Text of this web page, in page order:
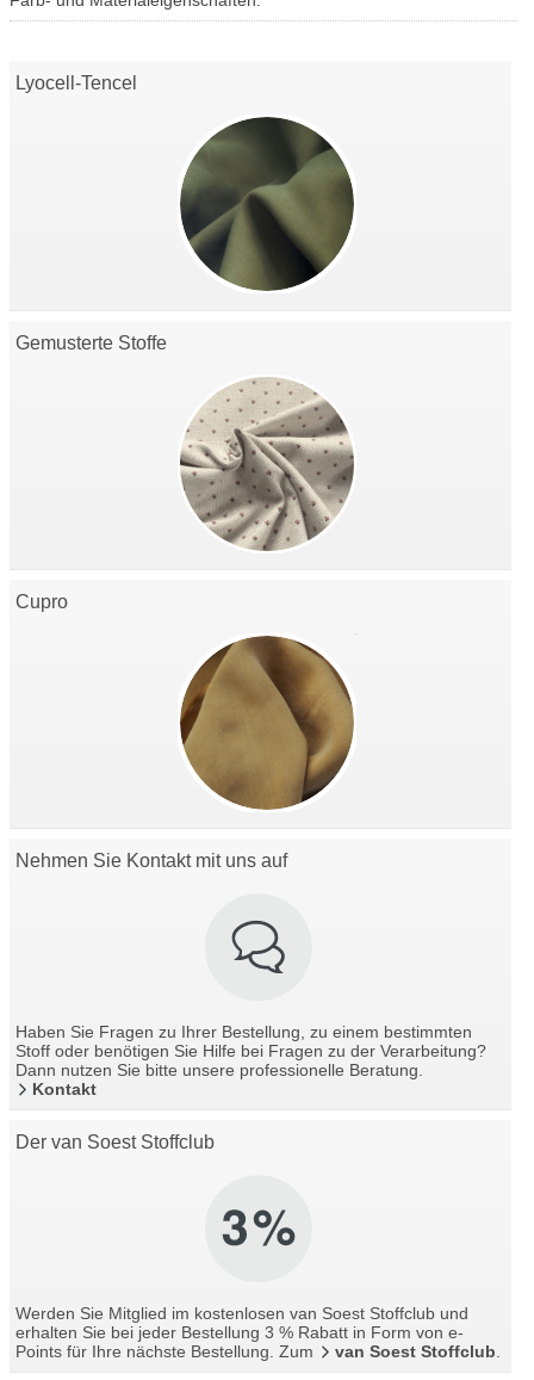
Lyocell-Tencel
Gemusterte Stoffe
Cupro
Nehmen Sie Kontakt mit uns auf
Haben Sie Fragen zu Ihrer Bestellung, zu einem bestimmten
Stoff oder benötigen Sie Hilfe bei Fragen zu der Verarbeitung?
Dann nutzen Sie bitte unsere professionelle Beratung.
Kontakt
Der van Soest Stoffclub
Werden Sie Mitglied im kostenlosen van Soest Stoffclub und
erhalten Sie bei jeder Bestellung 3 % Rabatt in Form von e-
Points für Ihre nächste Bestellung. Zum
van Soest Stoffclub